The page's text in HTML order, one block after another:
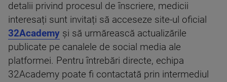
detalii privind procesul de înscriere, medicii
interesați sunt invitați să acceseze site-ul oficial
32Academy și să urmărească actualizările
publicate pe canalele de social media ale
platformei. Pentru întrebări directe, echipa
32Academy poate fi contactată prin intermediul